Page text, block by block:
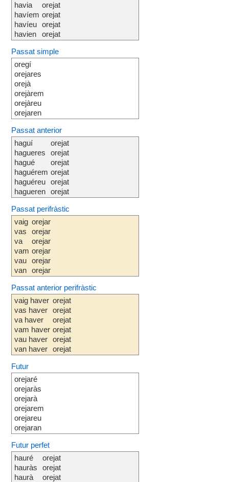
havia
havíem
havíeu
havien
orejat
orejat
orejat
orejat
Passat simple
oregí
orejares
orejà
orejàrem
orejàreu
orejaren
Passat anterior
haguí
hagueres
hagué
haguérem
haguéreu
hagueren
orejat
orejat
orejat
orejat
orejat
orejat
Passat perifràstic
vaig
vas
va
vam
vau
van
orejar
orejar
orejar
orejar
orejar
orejar
Passat anterior perifràstic
vaig haver
vas haver
va haver
vam haver
vau haver
van haver
orejat
orejat
orejat
orejat
orejat
orejat
Futur
orejaré
orejaràs
orejarà
orejarem
orejareu
orejaran
Futur perfet
hauré
hauràs
haurà
orejat
orejat
orejat